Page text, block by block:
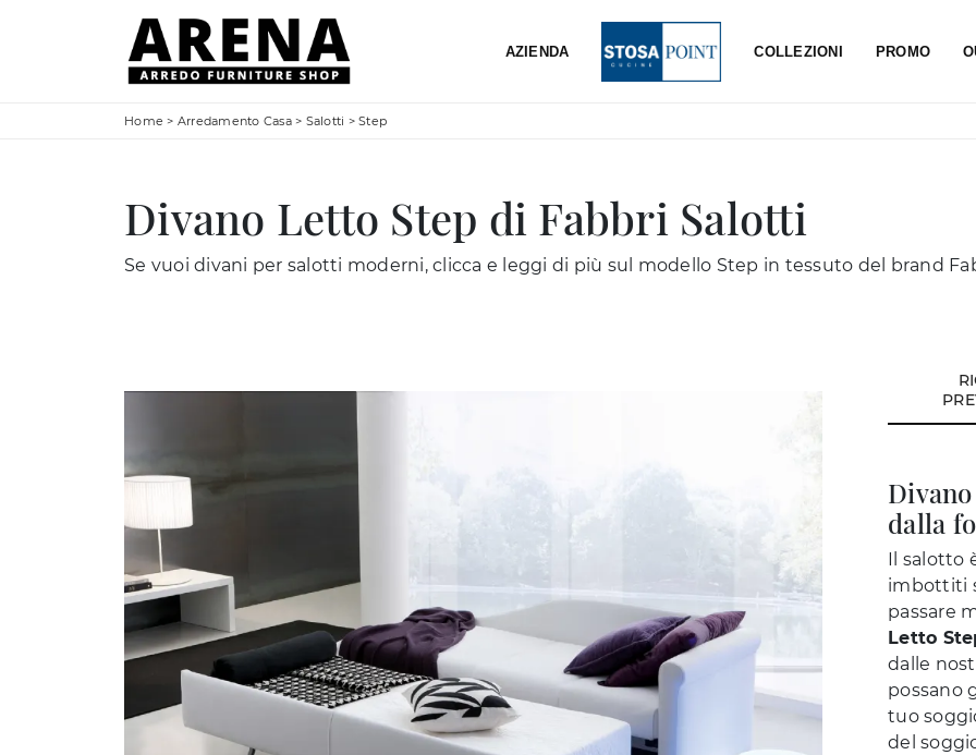
AZIENDA COLLEZIONI PROMO
Home > Arredamento Casa> Salotti > Step
Divano Letto Step di Fabbri Salotti
Se vuoi divani per salotti moderni, clicca e leggi di più sul modello Step in tessuto del brand
dalla
Il
imbottiti
passare
Letto
dalle
possano
tuo
del